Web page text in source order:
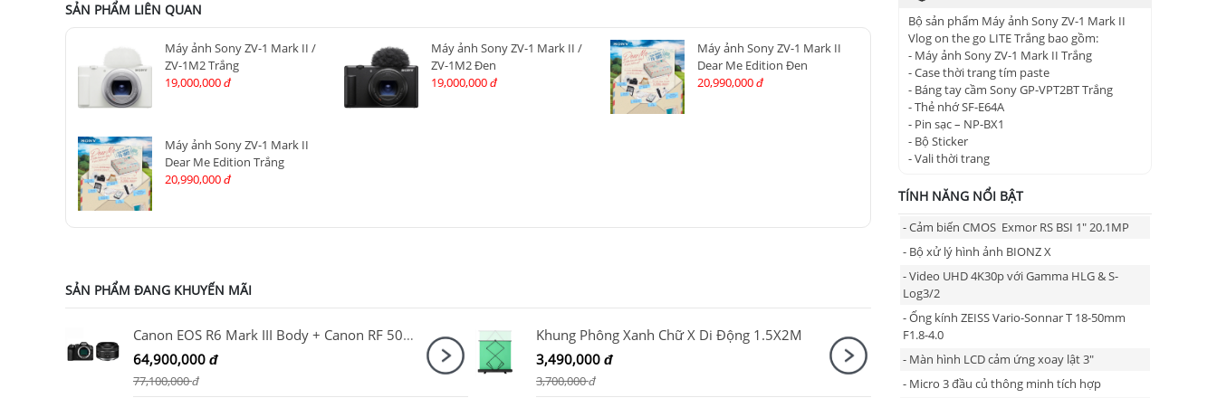
SẢN PHẨM LIÊN QUAN
Máy ảnh Sony ZV-1 Mark II /
ZV-1M2 Trắng
19,000,000 đ
Máy ảnh Sony ZV-1 Mark II /
ZV-1M2 Đen
19,000,000 đ
Máy ảnh Sony ZV-1 Mark II
Dear Me Edition Đen
20,990,000 đ
Máy ảnh Sony ZV-1 Mark II
Dear Me Edition Trắng
20,990,000 đ
SẢN PHẨM ĐANG KHUYẾN MÃI
Canon EOS R6 Mark III Body + Canon RF 50mm F1.8 STM
64,900,000 đ
77,100,000đ
Khung Phông Xanh Chữ X Di Động 1.5X2M
3,490,000 đ
3,700,000đ
Bộ sản phẩm Máy ảnh Sony ZV-1 Mark II
Vlog on the go LITE Trắng bao gồm:
- Máy ảnh Sony ZV-1 Mark II Trắng
- Case thời trang tím paste
- Báng tay cầm Sony GP-VPT2BT Trắng
- Thẻ nhớ SF-E64A
- Pin sạc – NP-BX1
- Bộ Sticker
- Vali thời trang
TÍNH NĂNG NỔI BẬT
- Cảm biến CMOS Exmor RS BSI 1" 20.1MP
- Bộ xử lý hình ảnh BIONZ X
- Video UHD 4K30p với Gamma HLG & S-
Log3/2
- Ống kính ZEISS Vario-Sonnar T 18-50mm
F1.8-4.0
- Màn hình LCD cảm ứng xoay lật 3"
- Micro 3 đầu củ thông minh tích hợp